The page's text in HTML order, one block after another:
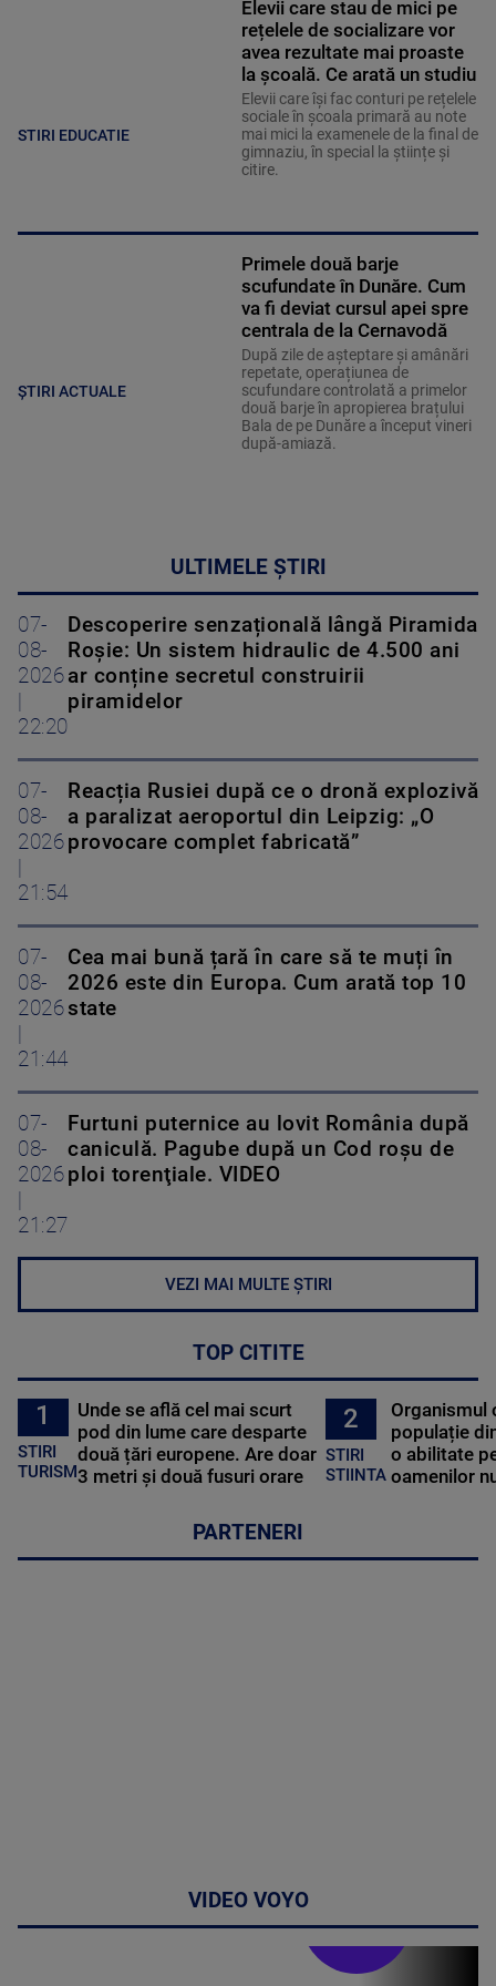
STIRI EDUCATIE
Elevii care stau de mici pe
rețelele de socializare vor
avea rezultate mai proaste
la școală. Ce arată un studiu
Elevii care îşi fac conturi pe rețelele
sociale în școala primară au note
mai mici la examenele de la final de
gimnaziu, în special la științe și
citire.
ȘTIRI ACTUALE
Primele două barje
scufundate în Dunăre. Cum
va fi deviat cursul apei spre
centrala de la Cernavodă
După zile de așteptare și amânări
repetate, operațiunea de
scufundare controlată a primelor
două barje în apropierea brațului
Bala de pe Dunăre a început vineri
după-amiază.
ULTIMELE ȘTIRI
07-
08-
2026
22:20
Descoperire senzațională lângă Piramida
Roșie: Un sistem hidraulic de 4.500 ani
ar conține secretul construirii
piramidelor
07-
08-
2026
21:54
Reacția Rusiei după ce o dronă explozivă
a paralizat aeroportul din Leipzig: „O
provocare complet fabricată”
07-
08-
2026
21:44
Cea mai bună țară în care să te muți în
2026 este din Europa. Cum arată top 10
state
07-
08-
2026
21:27
Furtuni puternice au lovit România după
caniculă. Pagube după un Cod roşu de
ploi torenţiale. VIDEO
VEZI MAI MULTE ȘTIRI
TOP CITITE
1
STIRI
TURISM
Unde se află cel mai scurt
pod din lume care desparte
două țări europene. Are doar
3 metri și două fusuri orare
2
STIRI
STIINTA
Organismul
populație
o abilitate
oamenilor
PARTENERI
VIDEO VOYO